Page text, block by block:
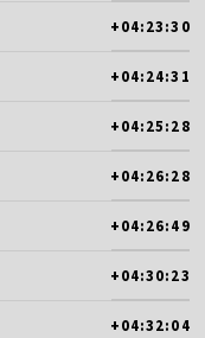
+04:23:30
+04:24:31
+04:25:28
+04:26:28
+04:26:49
+04:30:23
+04:32:04